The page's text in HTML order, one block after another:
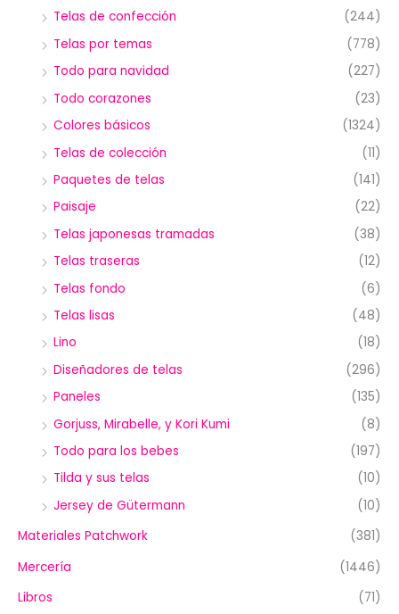
Telas de confección
(244)
Telas por temas
(778)
Todo para navidad
(227)
Todo corazones
(23)
Colores básicos
(1324)
Telas de colección
(11)
Paquetes de telas
(141)
Paisaje
(22)
Telas japonesas tramadas
(38)
Telas traseras
(12)
Telas fondo
(6)
Telas lisas
(48)
Lino
(18)
Diseñadores de telas
(296)
Paneles
(135)
Gorjuss, Mirabelle, y Kori Kumi
(8)
Todo para los bebes
(197)
Tilda y sus telas
(10)
Jersey de Gütermann
(10)
Materiales Patchwork
(381)
Mercería
(1446)
Libros
(71)